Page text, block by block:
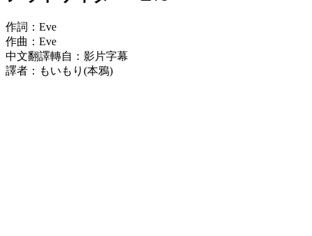
作詞：Eve
作曲：Eve
中文翻譯轉自：影片字幕
譯者：もいもり(本鴉)